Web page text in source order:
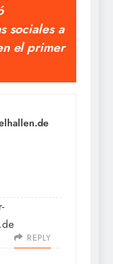
sociales a
el primer
REPLY